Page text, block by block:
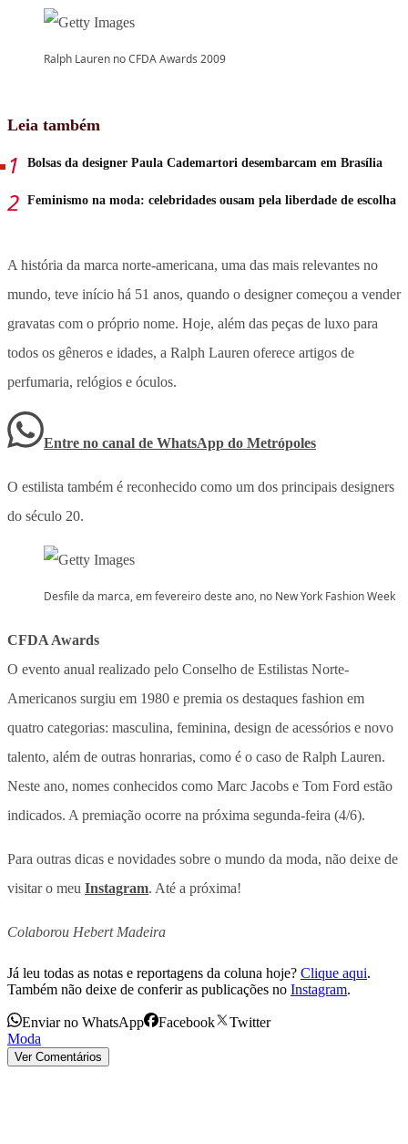
Ralph Lauren no CFDA Awards 2009
Leia também
Bolsas da designer Paula Cademartori desembarcam em Brasília
Feminismo na moda: celebridades ousam pela liberdade de escolha
A história da marca norte-americana, uma das mais relevantes no
mundo, teve início há 51 anos, quando o designer começou a vender
gravatas com o próprio nome. Hoje, além das peças de luxo para
todos os gêneros e idades, a Ralph Lauren oferece artigos de
perfumaria, relógios e óculos.
Entre no canal de WhatsApp do Metrópoles
O estilista também é reconhecido como um dos principais designers
do século 20.
Desfile da marca, em fevereiro deste ano, no New York Fashion Week
CFDA Awards
O evento anual realizado pelo Conselho de Estilistas Norte-
Americanos surgiu em 1980 e premia os destaques fashion em
quatro categorias: masculina, feminina, design de acessórios e novo
talento, além de outras honrarias, como é o caso de Ralph Lauren.
Neste ano, nomes conhecidos como Marc Jacobs e Tom Ford estão
indicados. A premiação ocorre na próxima segunda-feira (4/6).
Para outras dicas e novidades sobre o mundo da moda, não deixe de
visitar o meu Instagram. Até a próxima!
Colaborou Hebert Madeira
Já leu todas as notas e reportagens da coluna hoje? Clique aqui.
Também não deixe de conferir as publicações no Instagram.
Enviar no WhatsApp Facebook
Twitter
Moda
Ver Comentários